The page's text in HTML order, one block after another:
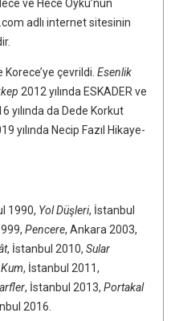
ve Hece Öykü’nün
adlı internet sitesinin
çevrildi. Esenlik
2012 yılında ESKADER ve
yılında da Dede Korkut
yılında Necip Fazıl Hikaye-
1990, Yol Düşleri, İstanbul
Pencere, Ankara 2003,
, İstanbul 2010, Sular
, İstanbul 2011,
, İstanbul 2013, Portakal
2016.